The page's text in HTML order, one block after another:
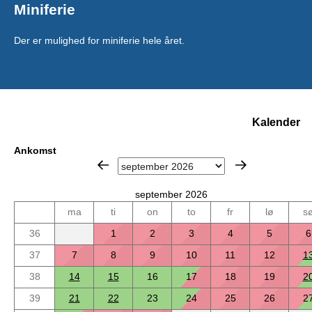
Miniferie
Der er mulighed for miniferie hele året.
Kalender
Ankomst
september 2026
ma
ti on to fr lø
36
1 2 3 4 5
6
37
7 8 9 10 11 12
38
14 15 16 17 18 19
39
21 22 23 24 25 26